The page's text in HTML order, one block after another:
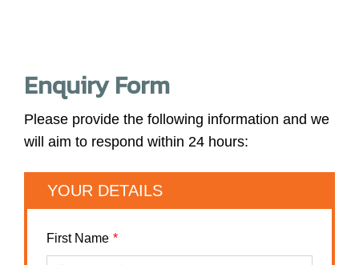
Enquiry Form
Please provide the following information and we
will aim to respond within 24 hours:
YOUR DETAILS
First Name